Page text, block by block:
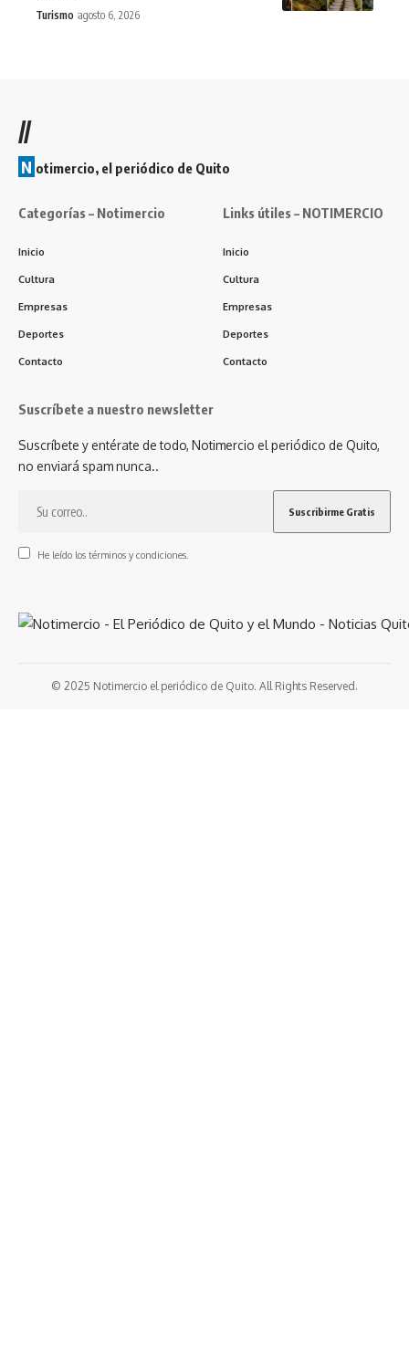
Turismo agosto 6, 2026
//
N otimercio, el periódico de Quito
Categorías – Notimercio
Inicio
Cultura
Empresas
Deportes
Contacto
Links útiles – NOTIMERCIO
Inicio
Cultura
Empresas
Deportes
Contacto
Suscríbete a nuestro newsletter
Suscríbete y entérate de todo, Notimercio el periódico de Quito,
no enviará spam nunca..
He leído los términos y condiciones.
© 2025 Notimercio el periódico de Quito. All Rights Reserved.